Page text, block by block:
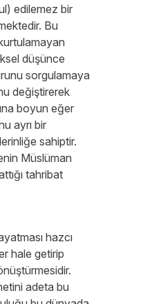
edilemez bir
Bu
düşünce
sorgulamaya
değiştirerek
boyun eğer
ayrı bir
sahiptir.
Müslüman
tahribat
hazcı
hale getirip
adeta bu